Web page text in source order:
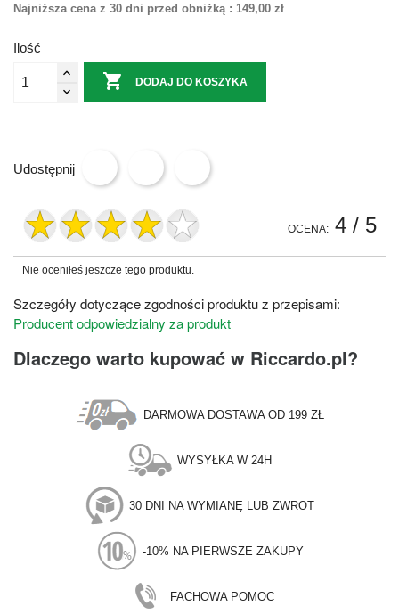
Najniższa cena z 30 dni przed obniżką : 149,00 zł
Ilość
 DODAJ DO KOSZYKA
Udostępnij
OCENA: 4 / 5
Nie oceniłeś jeszcze tego produktu.
Szczegóły dotyczące zgodności produktu z przepisami:
Producent odpowiedzialny za produkt
Dlaczego warto kupować w Riccardo.pl?
DARMOWA DOSTAWA OD 199 ZŁ
WYSYŁKA W 24H
30 DNI NA WYMIANĘ LUB ZWROT
-10% NA PIERWSZE ZAKUPY
FACHOWA POMOC